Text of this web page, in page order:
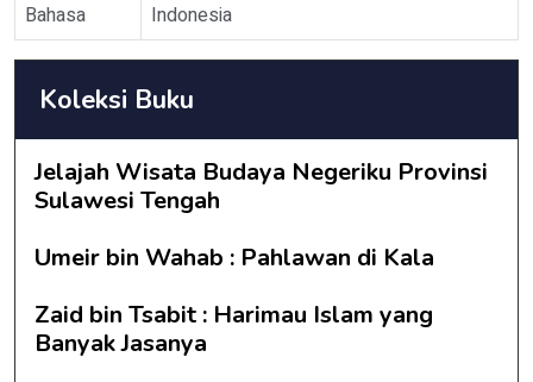
Bahasa
Indonesia
Koleksi Buku
Jelajah Wisata Budaya Negeriku Provinsi
Sulawesi Tengah
Umeir bin Wahab : Pahlawan di Kala
Zaid bin Tsabit : Harimau Islam yang
Banyak Jasanya